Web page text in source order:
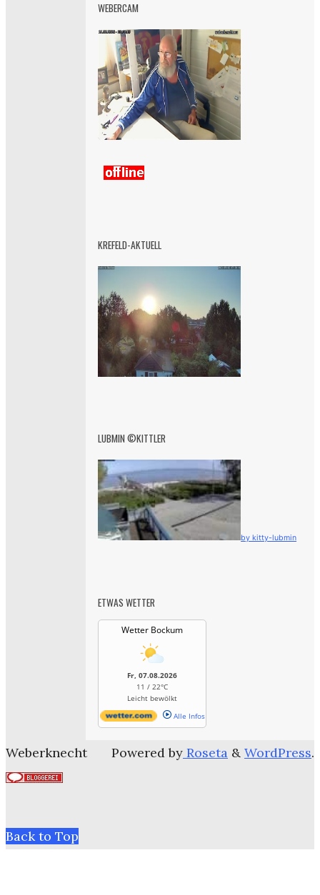
WEBERCAM
KREFELD-AKTUELL
LUBMIN ©KITTLER
by kitty-lubmin
ETWAS WETTER
Wetter Bockum
Fr, 07.08.2026
11 / 22°C
Leicht bewölkt
Alle Infos
Powered by Roseta & WordPress.
Weberknecht
Back to Top